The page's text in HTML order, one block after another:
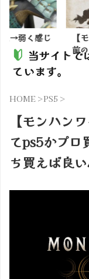
弱く感じ
【
前
当サイトで
ています。
HOME >PS5 >
【モンハン
てps5かプロ
ち買えば良